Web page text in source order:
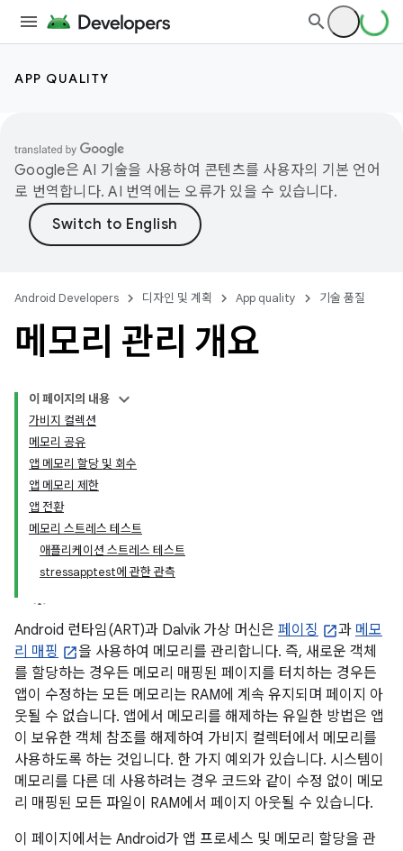
APP QUALITY
Google은 AI 기술을 사용하여 콘텐츠를 사용자의 기본 언어
로 번역합니다. AI 번역에는 오류가 있을 수 있습니다.
Android Developers 디자인 및 계획 App quality 기술 품질
메모리 관리 개요
이 페이지의 내용
가비지 컬렉션
메모리 공유
앱 메모리 할당 및 회수
앱 메모리 제한
앱 전환
메모리 스트레스 테스트
애플리케이션 스트레스 테스트
stressapptest에 관한 관측
Android 런타임(ART)과 Dalvik 가상 머신은 페이징 과 메모
리 매핑
을 사용하여 메모리를 관리합니다. 즉, 새로운 객체
를 할당하는 경우든 메모리 매핑된 페이지를 터치하는 경우든
앱이 수정하는 모든 메모리는 RAM에 계속 유지되며 페이지 아
웃될 수 없습니다. 앱에서 메모리를 해제하는 유일한 방법은 앱
이 보유한 객체 참조를 해제하여 가비지 컬렉터에서 메모리를
사용하도록 하는 것입니다. 한 가지 예외가 있습니다. 시스템이
메모리를 다른 데 사용하려는 경우 코드와 같이 수정 없이 메모
리 매핑된 모든 파일이 RAM에서 페이지 아웃될 수 있습니다.
이 페이지에서는 Android가 앱 프로세스 및 메모리 할당을 관